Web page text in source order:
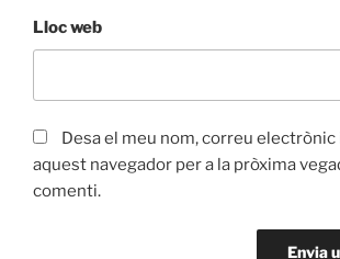
Lloc web
Desa el meu nom, correu electrònic
aquest navegador per a la pròxima
comenti.